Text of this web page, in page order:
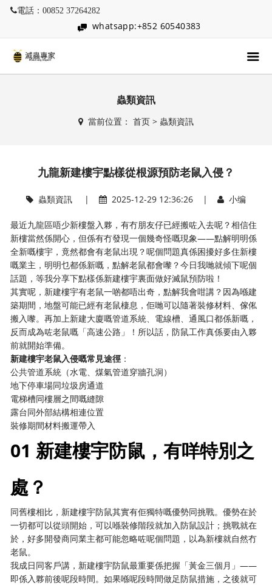
電話：00852 37264282
whatsapp:+852 60540383
蟲類資訊
當前位置： 首页> 蟲類資訊
九龍新建樓宇點樣從根源預防老鼠入侵？
蟲類資訊| 2025-12-29 12:36:26 | 小编
最近九龍區唔少新樓盤入夥，有冇朋友仔已經搬咗入去呢？相信住
新樓當然係開心，但係有冇發現一個幾奇怪嘅現象——點解明明係
全新嘅樓宇，竟然都會有老鼠出現？呢個問題真係困擾好多住新樓
嘅業主，明明乜都係新嘅，點解老鼠都會嚟？今日我哋就傾下呢個
話題，等我分享下點樣係新建樓宇裏面做好滅鼠預防啦！
其實呢，新建樓宇有老鼠一啲都唔出奇，點解我會咁講？因為喺建
築期間，地盤可能已經有老鼠棲息，佢哋可以隨著裝修材料、傢俬
搬入嚟。再加上新建大廈嘅管道系統、電線槽、通風口都係新嘅，
反而成為咗老鼠嘅「高速公路」！所以話，防鼠工作真係要由入夥
前就開始準備。
新建樓宇老鼠入侵嘅常見途徑 ：
公共管道系統（水電、煤氣管道穿牆孔洞）
地下停車場同垃圾房通道
電梯槽同樓層之間嘅縫隙
露台同外部結構相連位置
裝修期間材料搬運帶入
01 新建樓宇防鼠，有咩特別之
處？
同舊樓相比，新建樓宇防鼠其實有佢獨特嘅優勢同挑戰。優勢在於
一切都可以從頭開始，可以喺裝修階段就加入防鼠設計；挑戰就在
於，好多開發商同業主都可能忽略咗呢個問題，以為新樓就自然冇
老鼠。
我成日同客戶講，新建樓宇防鼠最重要係把握「黃金三個月」——
即係入夥前後呢段時間。如果喺呢段時間做足防鼠措施，之後就可